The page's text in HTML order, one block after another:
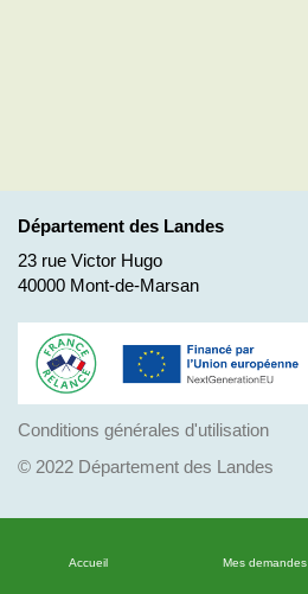
Accueil Mes demandes
Département des Landes
23 rue Victor Hugo
40000 Mont-de-Marsan
Conditions générales d'utilisation
© 2022 Département des Landes